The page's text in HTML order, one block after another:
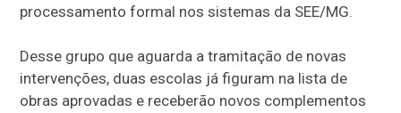
processamento formal nos sistemas da SEE/MG.
Desse grupo que aguarda a tramitação de novas
intervenções, duas escolas já figuram na lista de
obras aprovadas e receberão novos complementos